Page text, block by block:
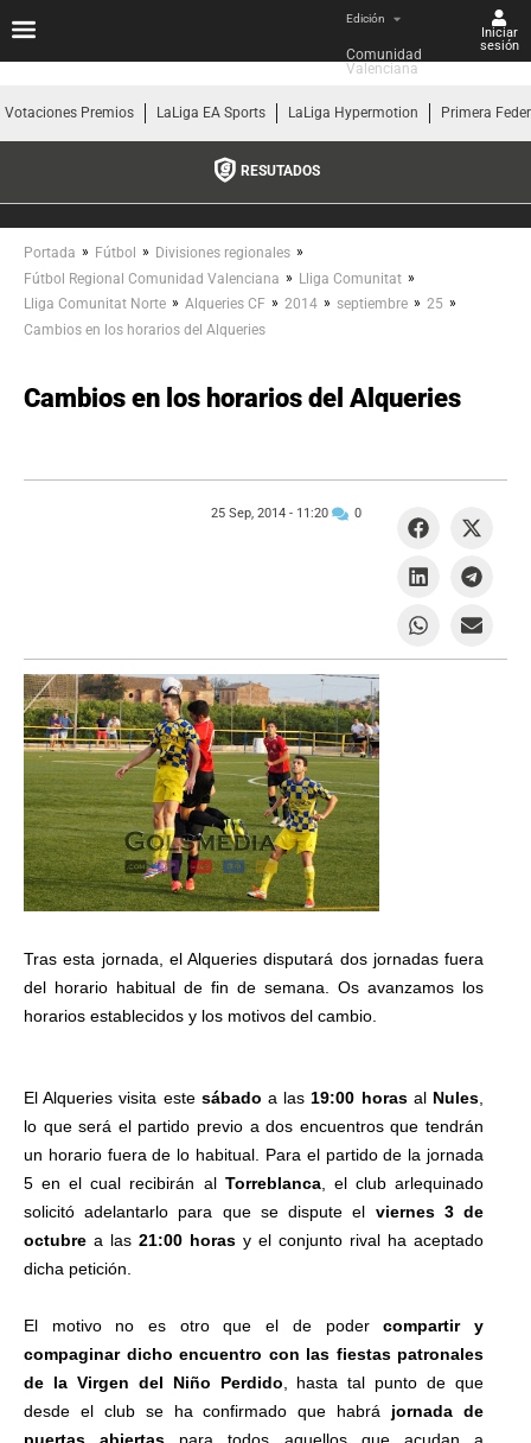
Edición
Comunidad
Valenciana
Iniciar
sesión
Votaciones Premios LaLiga EA Sports LaLiga Hypermotion Primera
RESUTADOS
Portada » Fútbol » Divisiones regionales »
Fútbol Regional Comunidad Valenciana » Lliga Comunitat »
Lliga Comunitat Norte » Alqueries CF » 2014 » septiembre » 25 »
Cambios en los horarios del Alqueries
Cambios en los horarios del Alqueries
Tras esta jornada, el Alqueries disputará dos jornadas fuera
del horario habitual de fin de semana. Os avanzamos los
horarios establecidos y los motivos del cambio.
El Alqueries visita este sábadoa las 19:00 horasal Nules
lo que será el partido previo a dos encuentros que tendrán
un horario fuera de lo habitual. Para el partido de la jornada
5 en el cual recibirán al Torreblanca, el club arlequinado
solicitó adelantarlo para que se dispute el viernes 3 de
octubre a las 21:00 horas y el conjunto rival ha aceptado
dicha petición.
El motivo no es otro que el de podercompartir y
compaginar dicho encuentro con las fiestas patronales
de la Virgen del Niño Perdido , hasta tal punto de que
desde el club se ha confirmado que habrá jornada de
25 Sep, 2014 - 11:20 0